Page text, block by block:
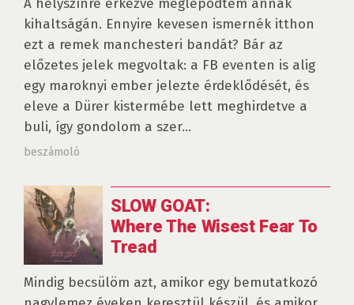
kihaltságán. Ennyire kevesen ismernék itthon
ezt a remek manchesteri bandát? Bár az
előzetes jelek megvoltak: a FB eventen is alig
egy maroknyi ember jelezte érdeklődését, és
eleve a Dürer kistermébe lett meghirdetve a
buli, így gondolom a szer...
beszámoló
SLOW GOAT:
Where The Wisest Fear To
Tread
Mindig becsülöm azt, amikor egy bemutatkozó